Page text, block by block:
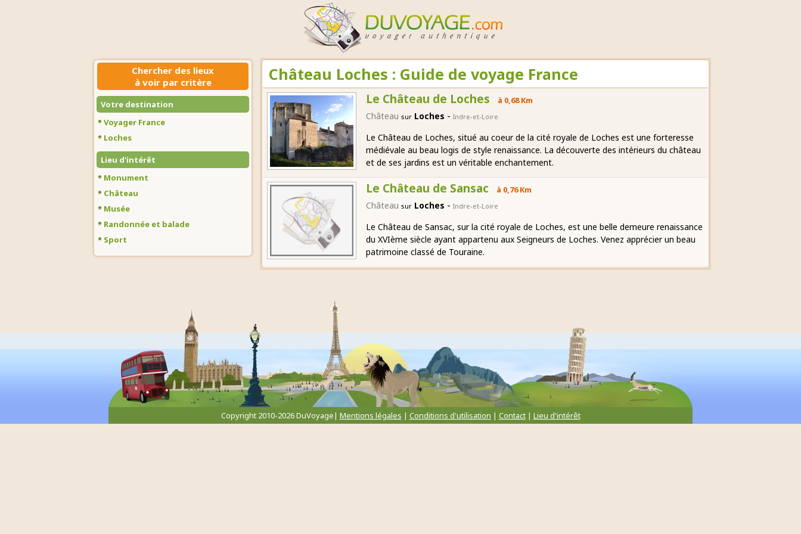
Chercher des lieux
à voir par critère
Votre destination
Voyager France
Loches
Lieu d'intérêt
Monument
Château
Musée
Randonnée et balade
Sport
Château Loches : Guide de voyage France
Le Château de Loches à 0,68 Km
Château sur Loches - Indre-et-Loire
Le Château de Loches, situé au coeur de la cité royale de Loches est une forteresse
médiévale au beau logis de style renaissance. La découverte des intérieurs du château
et de ses jardins est un véritable enchantement.
Le Château de Sansac à 0,76 Km
Château sur Loches - Indre-et-Loire
Le Château de Sansac, sur la cité royale de Loches, est une belle demeure renaissance
du XVIème siècle ayant appartenu aux Seigneurs de Loches. Venez apprécier un beau
patrimoine classé de Touraine.
Copyright 2010-2026 DuVoyage| Mentions légales | Conditions d'utilisation | Contact| Lieu d'intérêt